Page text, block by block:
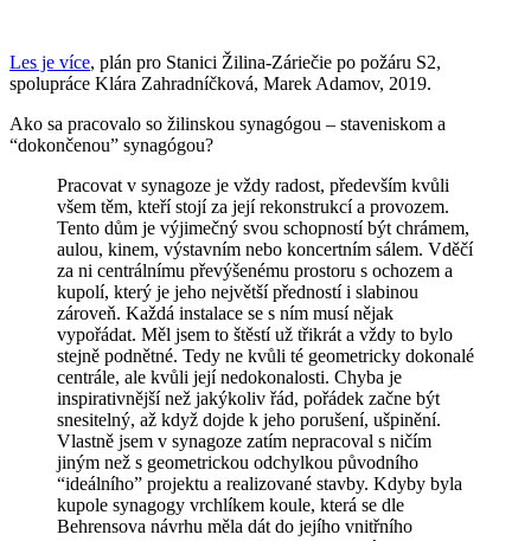
Les je více, plán pro Stanici Žilina-Záriečie po požáru S2,
spolupráce Klára Zahradníčková, Marek Adamov, 2019.
Ako sa pracovalo so žilinskou synagógou – staveniskom a
“dokončenou” synagógou?
Pracovat v synagoze je vždy radost, především kvůli
všem těm, kteří stojí za její rekonstrukcí a provozem.
Tento dům je výjimečný svou schopností být chrámem,
aulou, kinem, výstavním nebo koncertním sálem. Vděčí
za ni centrálnímu převýšenému prostoru s ochozem a
kupolí, který je jeho největší předností i slabinou
zároveň. Každá instalace se s ním musí nějak
vypořádat. Měl jsem to štěstí už třikrát a vždy to bylo
stejně podnětné. Tedy ne kvůli té geometricky dokonalé
centrále, ale kvůli její nedokonalosti. Chyba je
inspirativnější než jakýkoliv řád, pořádek začne být
snesitelný, až když dojde k jeho porušení, ušpinění.
Vlastně jsem v synagoze zatím nepracoval s ničím
jiným než s geometrickou odchylkou původního
“ideálního” projektu a realizované stavby. Kdyby byla
kupole synagogy vrchlíkem koule, která se dle
Behrensova návrhu měla dát do jejího vnitřního